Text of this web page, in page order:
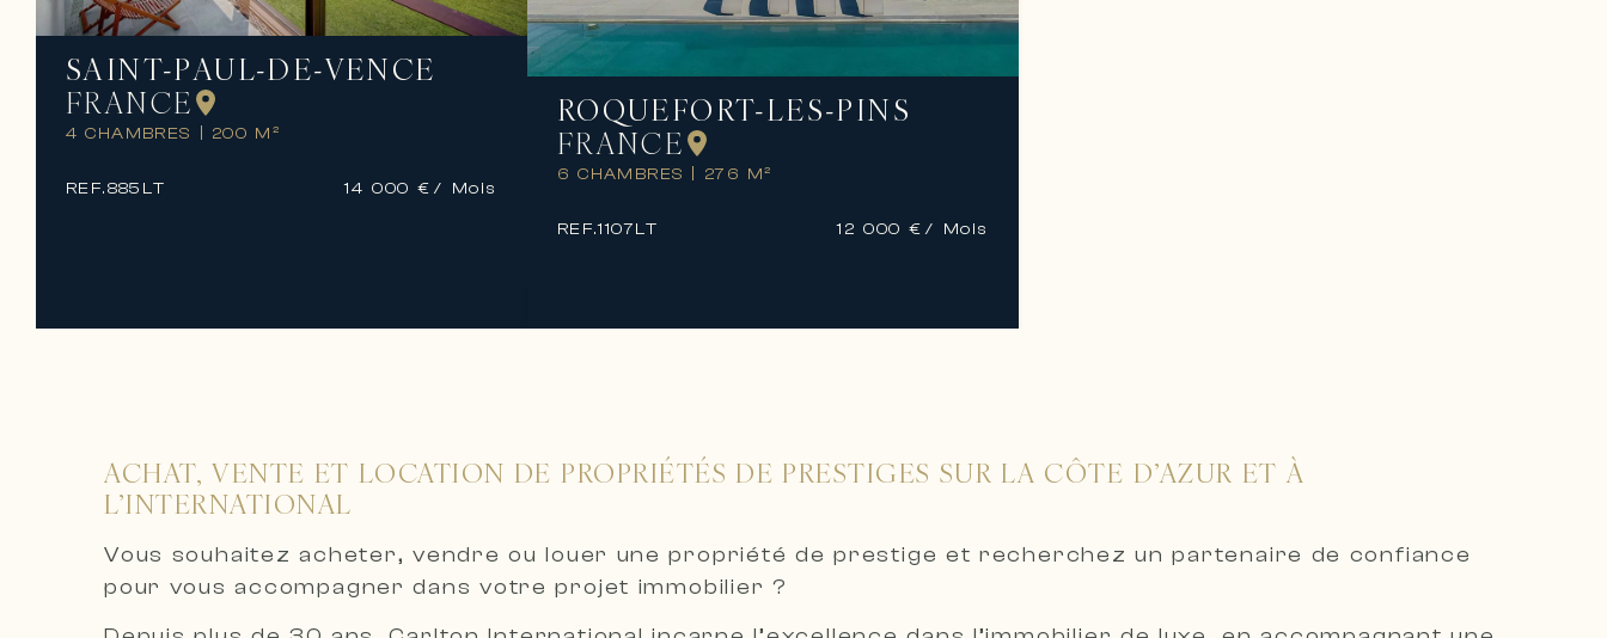
SAINT-PAUL-DE-VENCE
FRANCE
4 CHAMBRES 200 M²
REF.885LT 14 000 € / Mois
ROQUEFORT-LES-PINS
FRANCE
6 CHAMBRES 276 M²
REF.1107LT 12 000 € / Mois
ACHAT, VENTE ET LOCATION DE PROPRIÉTÉS DE PRESTIGES SUR LA CÔTE D’AZUR ET À
L’INTERNATIONAL
Vous souhaitez acheter, vendre ou louer une propriété de prestige et recherchez un partenaire de confiance
pour vous accompagner dans votre projet immobilier ?